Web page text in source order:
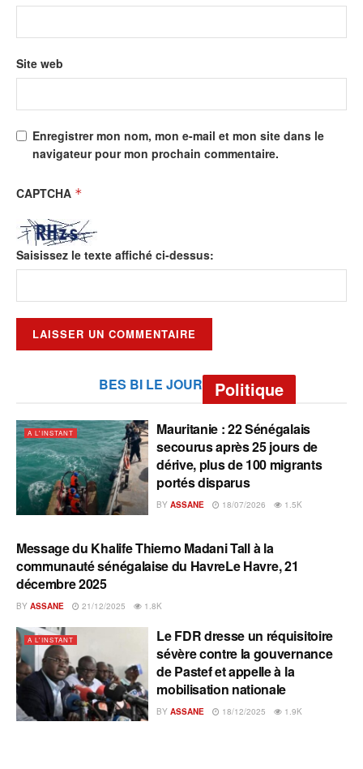
Site web
Enregistrer mon nom, mon e-mail et mon site dans le
navigateur pour mon prochain commentaire.
CAPTCHA *
Saisissez le texte affiché ci-dessus:
BES BI LE JOUR Politique
A L'INSTANT
Mauritanie : 22 Sénégalais
secourus après 25 jours de
dérive, plus de 100 migrants
portés disparus
BY ASSANE 18/07/2026 1.5K
A L'INSTANT
Message du Khalife Thierno Madani Tall à la
communauté sénégalaise du HavreLe Havre, 21
décembre 2025
BY ASSANE 21/12/2025 1.8K
A L'INSTANT
Le FDR dresse un réquisitoire
sévère contre la gouvernance
de Pastef et appelle à la
mobilisation nationale
BY ASSANE 18/12/2025 1.9K